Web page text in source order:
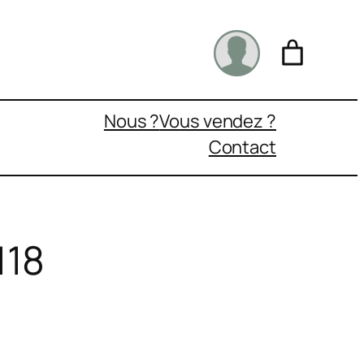
Nous ?Vous vendez ?
Contact